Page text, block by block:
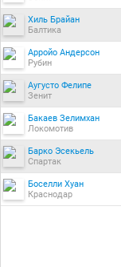
Хиль Брайан
Балтика
Арройо Андерсон
Рубин
Аугусто Фелипе
Зенит
Бакаев Зелимхан
Локомотив
Барко Эсекьель
Спартак
Боселли Хуан
Краснодар